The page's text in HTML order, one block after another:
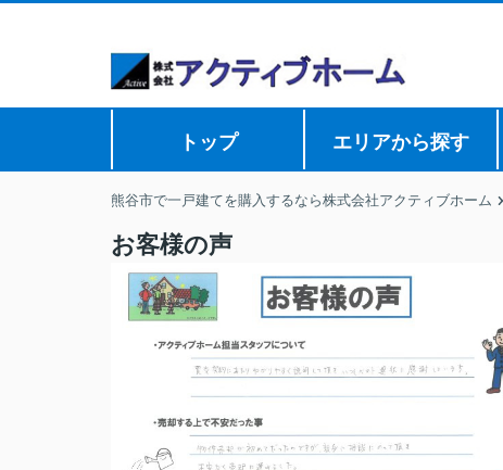
トップ エリアから探す
熊谷市で一戸建てを購入するなら株式会社アクティブホーム
お客様の声